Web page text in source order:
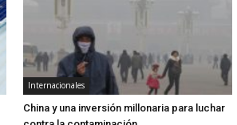
Internacionales
China y una inversión millonaria para luchar